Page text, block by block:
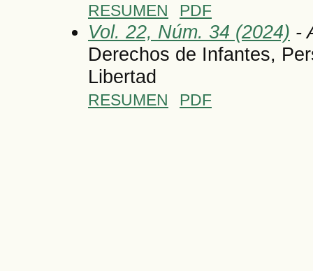
RESUMEN PDF
Vol. 22, Núm. 34 (2024) -
Derechos de Infantes,
Libertad
RESUMEN PDF